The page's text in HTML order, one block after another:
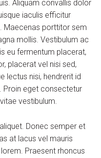
Aliquam convallis dolor
iaculis efficitur
Maecenas porttitor sem
mollis. Vestibulum ac
eu fermentum placerat,
placerat vel nisi sed,
lectus nisi, hendrerit id
Proin eget consectetur
vestibulum.
Donec semper et
at lacus vel mauris
Praesent rhoncus